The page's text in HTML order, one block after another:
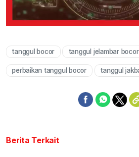
tanggul bocor tanggul jelambar bocor
perbaikan tanggul bocor tanggul
Berita Terkait